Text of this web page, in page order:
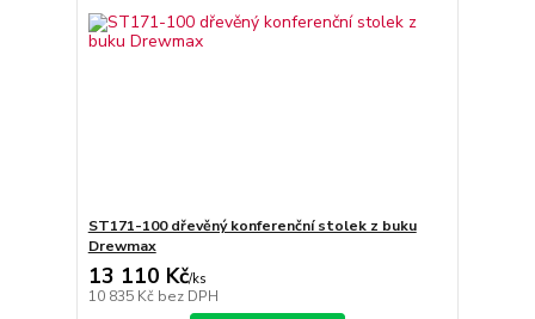
ST171-100 dřevěný konferenční stolek z buku
Drewmax
13 110 Kč/ks
10 835 Kč bez DPH